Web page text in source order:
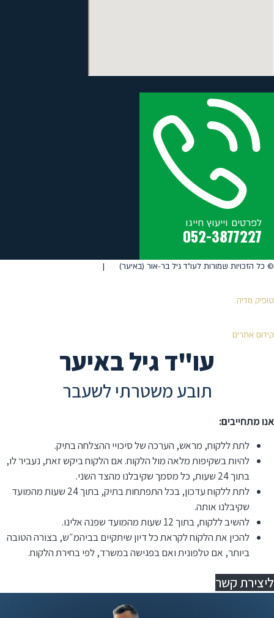
לפרטים וייעוץ חייגו
052-3877227
©️ כל הזכויות שמורות לעו"ד גיל בר-אור (באיער) |
טופיק מדיה
קידום אתרים
עו"ד גיל באיער
תובע משטרתי לשעבר
אנו מתחייבים:
לתת ללקוח, מראש, הערכה של סיכויי ההצלחה בתיק.
להיות בשקיפות מלאה מול הלקוח. אם הלקוח ביקש זאת, נעביר לו,
בתוך 24 שעות, כל מסמך שקיבלנו מהצד השני.
לתת ללקוח עדכון, בכל התפתחות בתיק, בתוך 24 שעות מהמועד
שקיבלנו אותה.
להשיב ללקוח, בתוך 12 שעות מהמועד שפנה אלינו.
⁠להכין את הלקוח לקראת כל דיון שיתקיים בביהמ״ש, בצורה הטובה
ביותר, אם טלפונית ואם בפגישה במשרד, לפי בחירת הלקוח.
ליצירת קשר